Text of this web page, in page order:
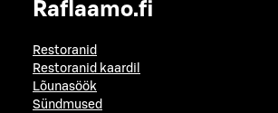
Raflaamo.fi
Restoranid
Restoranid kaardil
Lõunasöök
Sündmused